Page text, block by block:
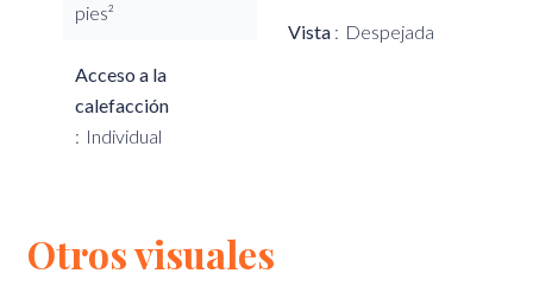
pies²
Acceso a la
calefacción
Individual
Vista Despejada
Otros visuales